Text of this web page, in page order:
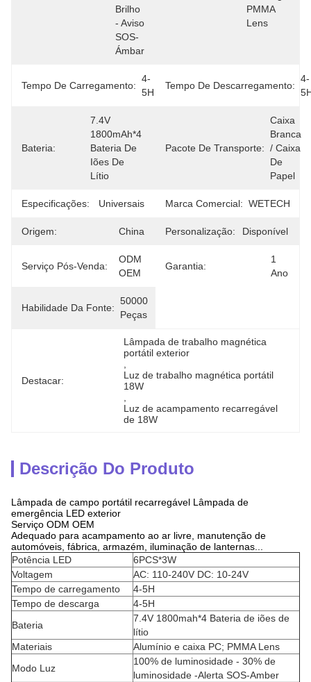
Brilho
- Aviso
SOS-
Ámbar
PMMA
Lens
Tempo De Carregamento:
4-
5H
Tempo De Descarregamento:
4-
Bateria:
7.4V
1800mAh*4
Bateria De
Iões De
Lítio
Pacote De Transporte:
Caixa
Branca
/ Caixa
De
Papel
Especificações: Universais Marca Comercial: WETECH
Origem: China Personalização: Disponível
Serviço Pós-Venda:
ODM
OEM
Garantia:
1
Ano
Habilidade Da Fonte:
50000
Peças
Destacar:
Lâmpada de trabalho magnética
portátil exterior
Luz de trabalho magnética portátil
18W
Luz de acampamento recarregável
de 18W
Descrição Do Produto
Lâmpada de campo portátil recarregável Lâmpada de
emergência LED exterior
Serviço ODM OEM
Adequado para acampamento ao ar livre, manutenção de
automóveis, fábrica, armazém, iluminação de lanternas...
Potência LED
6PCS*3W
Voltagem
AC: 110-240V DC: 10-24V
Tempo de carregamento
4-5H
Tempo de descarga
4-5H
Bateria
7.4V 1800mah*4 Bateria de iões de
lítio
Materiais
Alumínio e caixa PC; PMMA Lens
Modo Luz
100% de luminosidade - 30% de
luminosidade -Alerta SOS-Amber